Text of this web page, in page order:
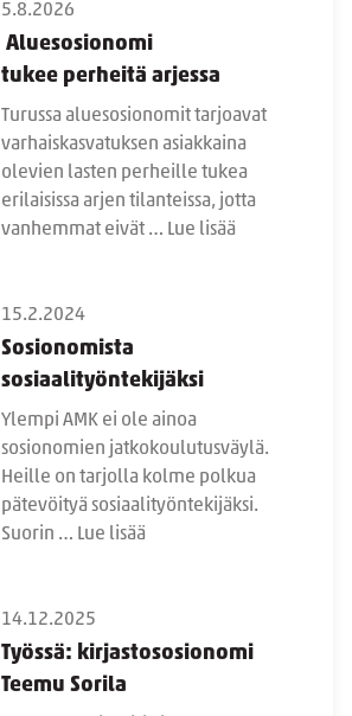
5.8.2026
Aluesosionomi
tukee perheitä arjessa
Turussa aluesosionomit tarjoavat
varhaiskasvatuksen asiakkaina
olevien lasten perheille tukea
erilaisissa arjen tilanteissa, jotta
vanhemmat eivät … Lue lisää
15.2.2024
Sosionomista
sosiaalityöntekijäksi
Ylempi AMK ei ole ainoa
sosionomien jatkokoulutusväylä.
Heille on tarjolla kolme polkua
pätevöityä sosiaalityöntekijäksi.
Suorin … Lue lisää
14.12.2025
Työssä: kirjastososionomi
Teemu Sorila